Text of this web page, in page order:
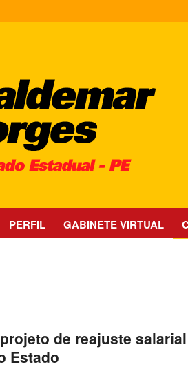
PERFIL GABINETE VIRTUAL
de reajuste
Estado